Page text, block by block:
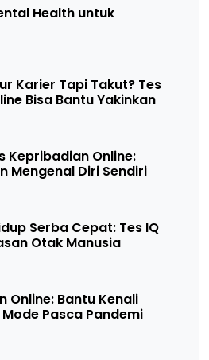
Health untuk
Karier Tapi Takut? Tes
Bisa Bantu Yakinkan
Kepribadian Online:
Mengenal Diri Sendiri
Serba Cepat: Tes IQ
Otak Manusia
Online: Bantu Kenali
Pasca Pandemi